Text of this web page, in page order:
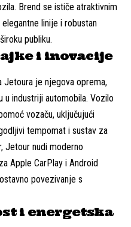
Brend se ističe atraktivnim
linije i robustan
publiku.
i inovacije
Jetoura je njegova oprema,
u industriji automobila. Vozilo
vozaču, uključujući
tempomat i sustav za
Jetour nudi moderno
Apple CarPlay i Android
povezivanje s
i energetska